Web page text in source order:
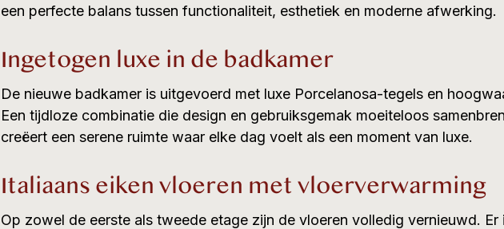
een perfecte balans tussen functionaliteit, esthetiek en moderne afwerking.
Ingetogen luxe in de badkamer
De nieuwe badkamer is uitgevoerd met luxe Porcelanosa-tegels en
Een tijdloze combinatie die design en gebruiksgemak moeiteloos
creëert een serene ruimte waar elke dag voelt als een moment van luxe.
Italiaans eiken vloeren met vloerverwarming
Op zowel de eerste als tweede etage zijn de vloeren volledig vernieuwd.